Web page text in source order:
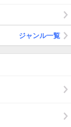
ジャンル一覧